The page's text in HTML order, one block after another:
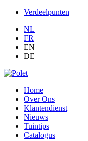
Verdeelpunten
NL
FR
EN
DE
Home
Over Ons
Klantendienst
Nieuws
Tuintips
Catalogus